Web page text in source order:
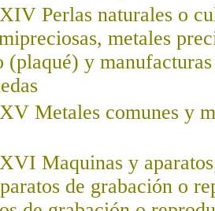
Perlas naturales o
metales
(plaqué) y
Metales comunes y
Maquinas y
de grabación o